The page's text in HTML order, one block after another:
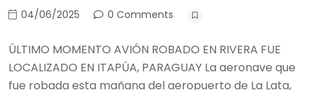
04/06/2025 0 Comments
ÚLTIMO MOMENTO AVIÓN ROBADO EN RIVERA FUE
LOCALIZADO EN ITAPÚA, PARAGUAY La aeronave que
fue robada esta mañana del aeropuerto de La Lata,